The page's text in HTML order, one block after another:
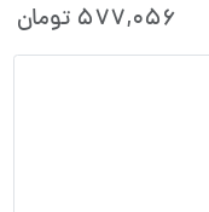
577,056 تومان